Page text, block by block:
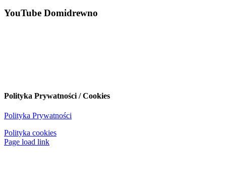
YouTube Domidrewno
Polityka Prywatności / Cookies
Polityka Prywatności
Polityka cookies
Page load link